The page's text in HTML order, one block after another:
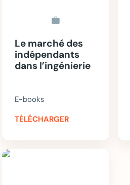
work
Le marché des
indépendants
dans l’ingénierie
E-books
TÉLÉCHARGER